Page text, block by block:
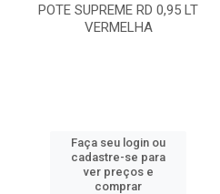
POTE SUPREME RD 0,95 LT
VERMELHA
Faça seu login ou
cadastre-se para
ver preços e
comprar